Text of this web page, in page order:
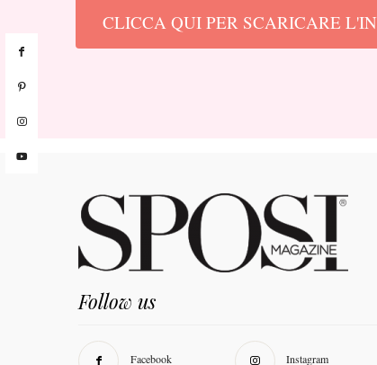
CLICCA QUI PER SCARICARE
Follow us
Facebook Instagram